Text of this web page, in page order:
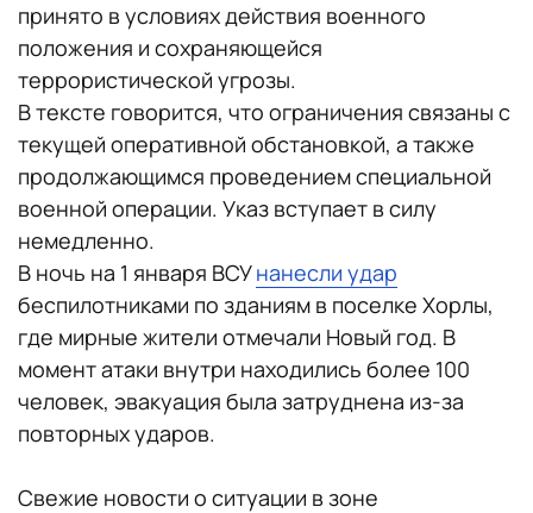
принято в условиях действия военного
положения и сохраняющейся
террористической угрозы.
В тексте говорится, что ограничения связаны с
текущей оперативной обстановкой, а также
продолжающимся проведением специальной
военной операции. Указ вступает в силу
немедленно.
В ночь на 1 января ВСУнанесли удар
беспилотниками по зданиям в поселке Хорлы,
где мирные жители отмечали Новый год. В
момент атаки внутри находились более 100
человек, эвакуация была затруднена из-за
повторных ударов.
Свежие новости о ситуации в зоне